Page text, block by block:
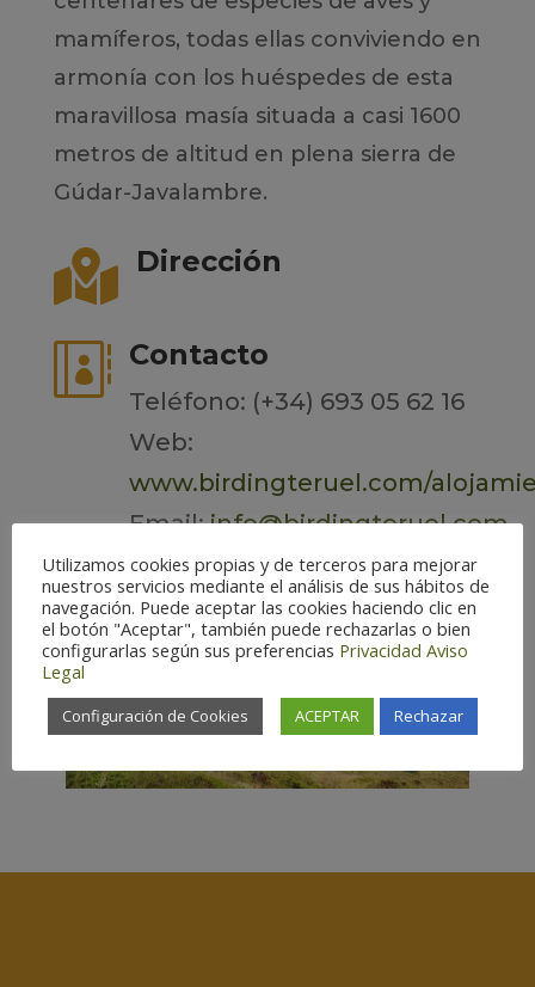
mamíferos, todas ellas conviviendo en
armonía con los huéspedes de esta
maravillosa masía situada a casi 1600
metros de altitud en plena sierra de
Gúdar-Javalambre.
 Dirección
 Contacto
Teléfono: (+34) 693 05 62 16
Web:
www.birdingteruel.com/
Email:info@birdingteruel.com
Utilizamos cookies propias y de terceros para mejorar
nuestros servicios mediante el análisis de sus hábitos de
navegación. Puede aceptar las cookies haciendo clic en
el botón "Aceptar", también puede rechazarlas o bien
configurarlas según sus preferencias Privacidad Aviso
Legal
Configuración de Cookies ACEPTAR Rechazar